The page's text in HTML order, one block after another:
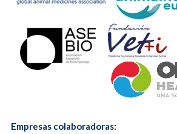
Empresas colaboradoras: